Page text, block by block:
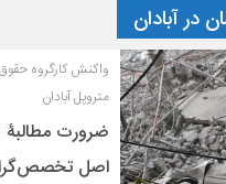
در آبادان
واکنش کارگروه
متروپل آبادان
ضرورت مطالبۀ
اصل